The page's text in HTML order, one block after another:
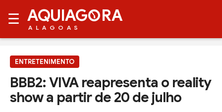
☰ AQUIAG RA
ALAGOAS
ENTRETENIMENTO
BBB2: VIVA reapresenta o reality
show a partir de 20 de julho